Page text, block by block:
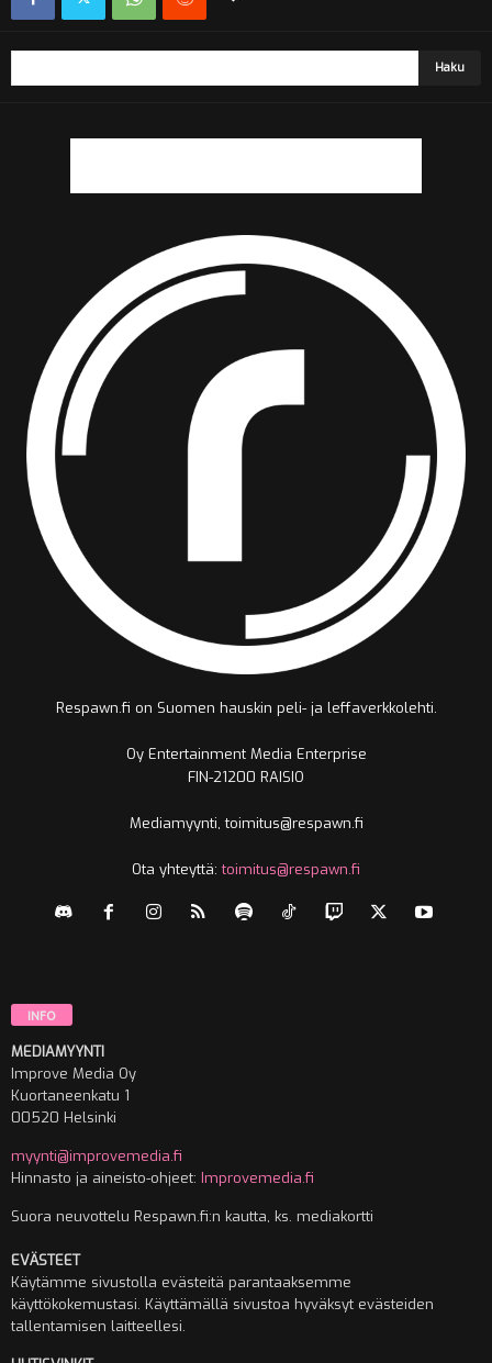
Respawn.fi on Suomen hauskin peli- ja leffaverkkolehti.
Oy Entertainment Media Enterprise
FIN-21200 RAISIO
Mediamyynti, toimitus@respawn.fi
Ota yhteyttä:toimitus@respawn.fi
INFO
MEDIAMYYNTI
Improve Media Oy
Kuortaneenkatu 1
00520 Helsinki
myynti@improvemedia.fi
Hinnasto ja aineisto-ohjeet: Improvemedia.fi
Suora neuvottelu Respawn.fi:n kautta, ks. mediakortti
EVÄSTEET
Käytämme sivustolla evästeitä parantaaksemme
käyttökokemustasi. Käyttämällä sivustoa hyväksyt evästeiden
tallentamisen laitteellesi.